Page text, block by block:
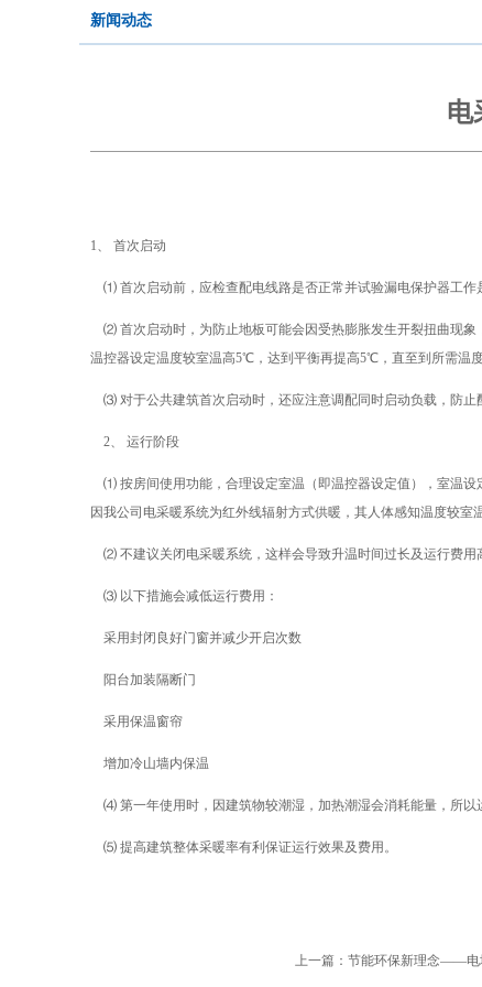
新闻动态
电
1、 首次启动
⑴ 首次启动前，应检查配电线路是否正常并试验漏电保护器工作
⑵ 首次启动时，为防止地板可能会因受热膨胀发生开裂扭曲现象
温控器设定温度较室温高5℃，达到平衡再提高5℃，直至到所需温度
⑶ 对于公共建筑首次启动时，还应注意调配同时启动负载，防止
2、 运行阶段
⑴ 按房间使用功能，合理设定室温（即温控器设定值），室温设
因我公司电采暖系统为红外线辐射方式供暖，其人体感知温度较室
⑵ 不建议关闭电采暖系统，这样会导致升温时间过长及运行费用
⑶ 以下措施会减低运行费用：
采用封闭良好门窗并减少开启次数
阳台加装隔断门
采用保温窗帘
增加冷山墙内保温
⑷ 第一年使用时，因建筑物较潮湿，加热潮湿会消耗能量，所以
⑸ 提高建筑整体采暖率有利保证运行效果及费用。
上一篇： 节能环保新理念——电